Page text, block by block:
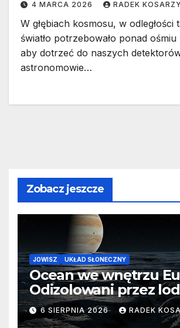
4 MARCA 2026 RADEK
W głębiach kosmosu, w odległości
światło potrzebowało ponad
aby dotrzeć do naszych
astronomowie…
Zobacz jeszcze
JOWISZ UKŁAD SŁONECZNY
Ocean we wnętrzu
Odizolowani przez
barierę
6 SIERPNIA 2026 RADEK